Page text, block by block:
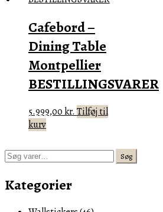
Cafebord –
Dining Table
Montpellier
BESTILLINGSVARER
5.999,00kr. Tilføj til
kurv
Søg
Søg
Kategorier